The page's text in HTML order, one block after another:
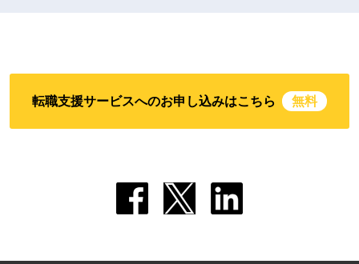
転職支援サービスへのお申し込みはこちら 無料